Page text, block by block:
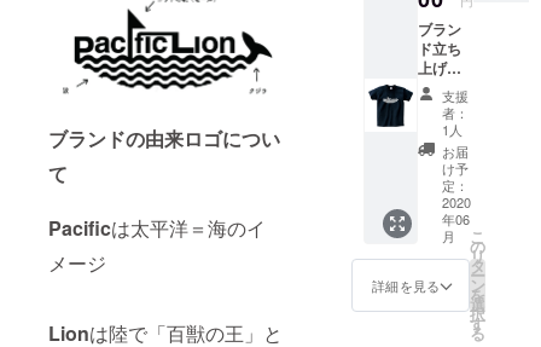
ブランドの由来ロゴについ
て
Pacificは太平洋＝海のイ
メージ
Lionは陸で「百獣の王」と
シート
で圧着
させま
す） T-
シャツ
と旅先
から写
真付き
お礼の
メール
ブラン
ド立ち
上げ記
念Tシャ
ツ（限
定クラ
ウド
ファン
ディン
グの
み） 無
地のT
シャツ
に、
カッシ
ング
支援
者：
1人
お届
け予
定：
2020
年06
月
詳細を見る
こ
の
リ
タ
ー
ン
を
選
択
す
る